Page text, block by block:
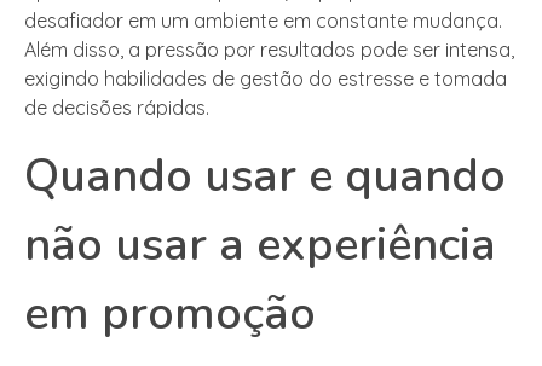
desafiador em um ambiente em constante mudança.
Além disso, a pressão por resultados pode ser intensa,
exigindo habilidades de gestão do estresse e tomada
de decisões rápidas.
Quando usar e quando
não usar a experiência
em promoção